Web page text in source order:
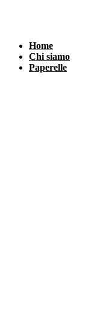
Home
Chi siamo
Paperelle